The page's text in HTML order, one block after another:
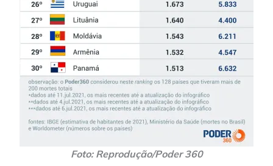
Foto: Reprodução/Poder 360